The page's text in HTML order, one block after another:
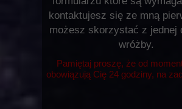
kontaktujesz się ze mną
możesz skorzystać z jednej
wróżby.
Pamiętaj proszę, że od
obowiązują Cię 24 godziny, na